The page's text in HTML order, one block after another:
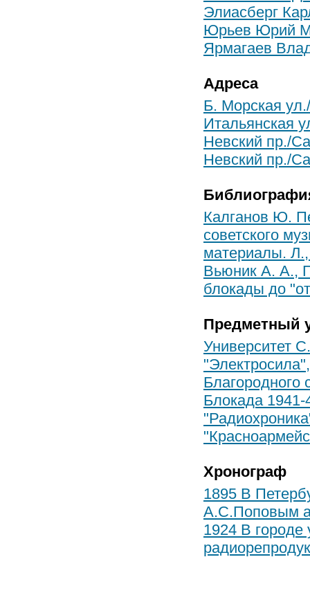
Элиасберг
Юрьев Юрий
Ярмагаев
Адреса
Б. Морская
Итальянская
Невский пр./
Невский пр./
Калганов Ю.
советского
материалы.
Вьюник А. А.,
блокады до
Предметный
Университет
Благородного
Блокада 1941-
Хронограф
1895 В
А.С.Поповым
1924 В